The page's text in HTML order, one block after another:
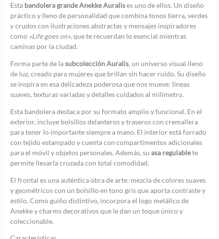
Esta bandolera grande Anekke Auralises uno de ellos. Un diseño
práctico y lleno de personalidad que combina tonos tierra, verdes
y crudos con ilustraciones abstractas y mensajes inspiradores
como «Life goes on», que te recuerdan lo esencial mientras
caminas por la ciudad.
Forma parte de lasubcolección Auralis, un universo visual lleno
de luz, creado para mujeres que brillan sin hacer ruido. Su diseño
se inspira en esa delicadeza poderosa que nos mueve: líneas
suaves, texturas variadas y detalles cuidados al milímetro.
Esta bandolera destaca por su formato amplio y funcional. En el
exterior, incluye bolsillos delanteros y traseros con cremallera
para tener lo importante siempre a mano. El interior está forrado
con tejido estampado y cuenta con compartimentos adicionales
para el móvil y objetos personales. Además, suasa regulablete
permite llevarla cruzada con total comodidad.
El frontal es una auténtica obra de arte: mezcla de colores suaves
y geométricos con un bolsillo en tono gris que aporta contraste y
estilo. Como guiño distintivo, incorpora el logo metálico de
Anekke y charms decorativos que le dan un toque único y
coleccionable.